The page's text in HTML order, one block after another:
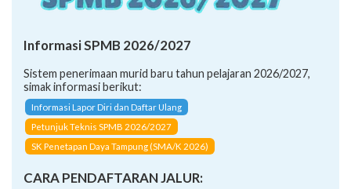
Informasi SPMB 2026/2027
Sistem penerimaan murid baru tahun pelajaran 2026/2027,
simak informasi berikut:
Informasi Lapor Diri dan Daftar Ulang
Petunjuk Teknis SPMB 2026/2027
SK Penetapan Daya Tampung (SMA/K 2026)
CARA PENDAFTARAN JALUR: